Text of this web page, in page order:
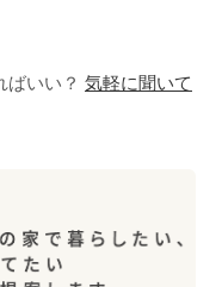
いい？ 気軽に聞いて